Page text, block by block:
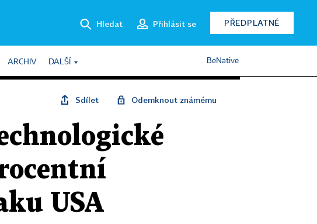
Hledat Přihlásit se PŘEDPLATNÉ
ARCHIV DALŠÍ BeNative
Sdílet Odemknout známému
USA